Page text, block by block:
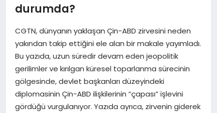
durumda?
CGTN, dünyanın yaklaşan Çin-ABD zirvesini neden
yakından takip ettiğini ele alan bir makale yayımladı.
Bu yazıda, uzun süredir devam eden jeopolitik
gerilimler ve kırılgan küresel toparlanma sürecinin
gölgesinde, devlet başkanları düzeyindeki
diplomasinin Çin-ABD ilişkilerinin “çapası” işlevini
gördüğü vurgulanıyor. Yazıda ayrıca, zirvenin giderek